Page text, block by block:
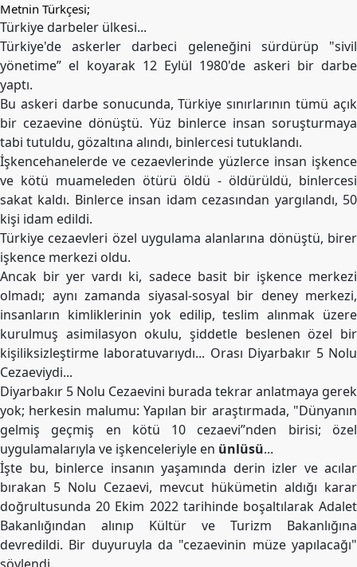
GÜNDEM
Basından
Açıklamaları
Etkinlikler
Ziyaretler
PSK
TV
YAYıNLAR
Broşür
Bültenler
Raporlar
Deklerasyonlar
İLETIŞIM
Metnin Türkçesi;
Türkiye darbeler ülkesi...
Türkiye'de askerler darbeci geleneğini sürdürüp "sivil
yönetime” el koyarak 12 Eylül 1980'de askeri bir darbe
yaptı.
Bu askeri darbe sonucunda, Türkiye sınırlarının tümü açık
bir cezaevine dönüştü. Yüz binlerce insan soruşturmaya
tabi tutuldu, gözaltına alındı, binlercesi tutuklandı.
İşkencehanelerde ve cezaevlerinde yüzlerce insan işkence
ve kötü muameleden ötürü öldü - öldürüldü, binlercesi
sakat kaldı. Binlerce insan idam cezasından yargılandı, 50
kişi idam edildi.
Türkiye cezaevleri özel uygulama alanlarına dönüştü, birer
işkence merkezi oldu.
Ancak bir yer vardı ki, sadece basit bir işkence merkezi
olmadı; aynı zamanda siyasal-sosyal bir deney merkezi,
insanların kimliklerinin yok edilip, teslim alınmak üzere
kurulmuş asimilasyon okulu, şiddetle beslenen özel bir
kişiliksizleştirme laboratuvarıydı... Orası Diyarbakır 5 Nolu
Cezaeviydi...
Diyarbakır 5 Nolu Cezaevini burada tekrar anlatmaya gerek
yok; herkesin malumu: Yapılan bir araştırmada, "Dünyanın
gelmiş geçmiş en kötü 10 cezaevi”nden birisi; özel
uygulamalarıyla ve işkenceleriyle en ünlüsü...
İşte bu, binlerce insanın yaşamında derin izler ve acılar
bırakan 5 Nolu Cezaevi, mevcut hükümetin aldığı karar
doğrultusunda 20 Ekim 2022 tarihinde boşaltılarak Adalet
Bakanlığından alınıp Kültür ve Turizm Bakanlığına
devredildi. Bir duyuruyla da "cezaevinin müze yapılacağı"